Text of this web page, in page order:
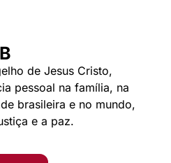
de Jesus Cristo,
pessoal na família, na
brasileira e no mundo,
e a paz.